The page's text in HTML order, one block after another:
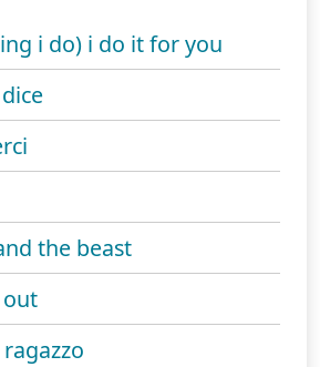
i do) i do it for you
the beast
out